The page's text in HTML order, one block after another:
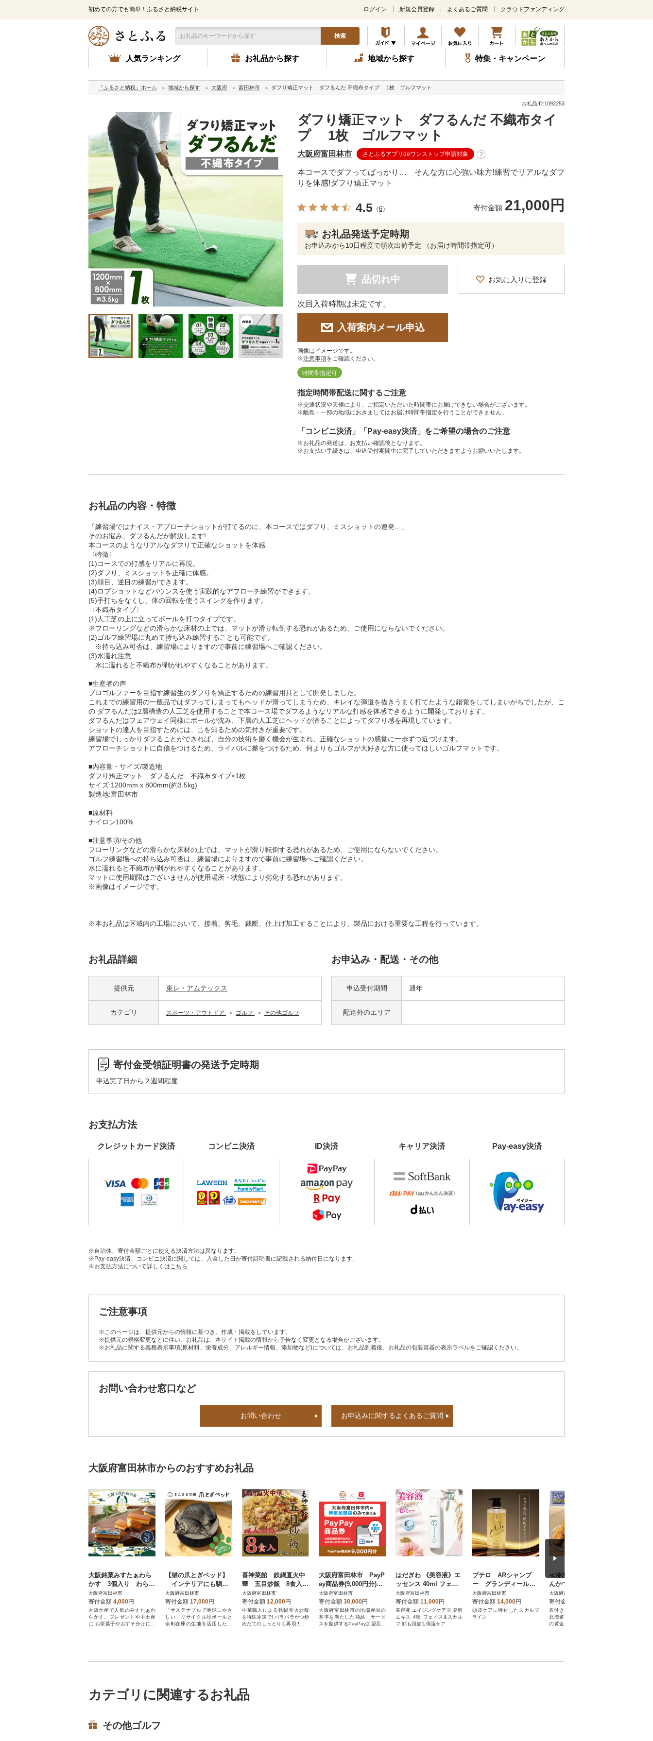
初めての方でも簡単！ふるさと納税サイト
メ
ン
コ
ン
テ
ツ
ッ
ログイン 新規会員登録 よくあるご質問 クラウドファンディング
検索
人気ランキング お礼品から探す 地域から探す 特集・キャンペーン
「ふるさと納税」ホーム 地域から探す 大阪府 富田林市 ダフり矯正マット ダフるんだ 不織布タイプ 1枚 ゴルフマット
お礼品ID:1092253
ダフり矯正マット ダフるんだ 不織布タイ
プ 1枚 ゴルフマット
大阪府富田林市 さとふるアプリdeワンストップ申請対象
本コースでダフってばっかり… そんな方に心強い味方!練習でリアルなダフ
りを体感!ダフり矯正マット
4.5 （6） 寄付金額 21,000円
お礼品発送予定時期
お申込みから10日程度で順次出荷予定 （お届け時間帯指定可）
品切れ中 お気に入りに登録
次回入荷時期は未定です。
入荷案内メール申込
画像はイメージです。
※注意事項をご確認ください。
時間帯指定可
指定時間帯配送に関するご注意
※交通状況や天候により、ご指定いただいた時間帯にお届けできない場合がございます。
※離島・一部の地域におきましてはお届け時間帯指定を行うことができません。
「コンビニ決済」「Pay-easy決済」をご希望の場合のご注意
※お礼品の発送は、お支払い確認後となります。
※お支払い手続きは、申込受付期間中に完了していただきますようお願いいたします。
お礼品の内容・特徴
「練習場ではナイス・アプローチショットが打てるのに、本コースではダフり、ミスショットの連発…」
そのお悩み、ダフるんだが解決します!
本コースのようなリアルなダフりで正確なショットを体感
〈特徴〉
(1)コースでの打感をリアルに再現。
(2)ダフり、ミスショットを正確に体感。
(3)順目、逆目の練習ができます。
(4)ロブショットなどバウンスを使う実践的なアプローチ練習ができます。
(5)手打ちをなくし、体の回転を使うスイングを作ります。
〈不織布タイプ〉
(1)人工芝の上に立ってボールを打つタイプです。
※フローリングなどの滑らかな床材の上では、マットが滑り転倒する恐れがあるため、ご使用にならないでください。
(2)ゴルフ練習場に丸めて持ち込み練習することも可能です。
※持ち込み可否は、練習場によりますので事前に練習場へご確認ください。
(3)水濡れ注意
水に濡れると不織布が剥がれやすくなることがあります。
■生産者の声
プロゴルファーを目指す練習生のダフりを矯正するための練習用具として開発しました。
これまでの練習用の一般品ではダフってしまってもヘッドが滑ってしまうため、キレイな弾道を描きうまく打てたような錯覚をしてしまいがちでしたが、こ
の ダフるんだは2層構造の人工芝を使用することで本コース場でダフるようなリアルな打感を体感できるように開発しております。
ダフるんだはフェアウェイ同様にボールが沈み、下層の人工芝にヘッドが潜ることによってダフり感を再現しています。
ショットの達人を目指すためには、己を知るための気付きが重要です。
練習場でしっかりダフることができれば、自分の技術を磨く機会が生まれ、正確なショットの感覚に一歩ずつ近づけます。
アプローチショットに自信をつけるため、ライバルに差をつけるため、何よりもゴルフが大好きな方に使ってほしいゴルフマットです。
■内容量・サイズ/製造地
ダフり矯正マット ダフるんだ 不織布タイプ×1枚
サイズ:1200mm x 800mm(約3.5kg)
製造地:富田林市
■原材料
ナイロン100%
■注意事項/その他
フローリングなどの滑らかな床材の上では、マットが滑り転倒する恐れがあるため、ご使用にならないでください。
ゴルフ練習場への持ち込み可否は、練習場によりますので事前に練習場へご確認ください。
水に濡れると不織布が剥がれやすくなることがあります。
マットに使用期限はございませんが使用場所・状態により劣化する恐れがあります。
※画像はイメージです。
※本お礼品は区域内の工場において、接着、剪毛、裁断、仕上げ加工することにより、製品における重要な工程を行っています。
お礼品詳細
提供元 東レ・アムテックス
カテゴリ スポーツ・アウトドア ゴルフ その他ゴルフ
お申込み・配送・その他
申込受付期間 通年
配達外のエリア
寄付金受領証明書の発送予定時期
申込完了日から２週間程度
お支払方法
クレジットカード決済 コンビニ決済 ID決済 キャリア決済 Pay-easy決済
※自治体、寄付金額ごとに使える決済方法は異なります。
※Pay-easy決済、コンビニ決済に関しては、入金した日が寄付証明書に記載される納付日になります。
※お支払方法について詳しくはこちら
ご注意事項
※このページは、提供元からの情報に基づき、作成・掲載をしています。
※提供元の規格変更などに伴い、お礼品は、本サイト掲載の情報から予告なく変更となる場合がございます。
※お礼品に関する義務表示事項(原材料、栄養成分、アレルギー情報、添加物など)については、お礼品到着後、お礼品の包装容器の表示ラベルをご確認ください。
お問い合わせ窓口など
お問い合わせ お申込みに関するよくあるご質問
大阪府富田林市からのおすすめお礼品
大阪銘菓みすたぁわら
かす 3個入り わらび
餅とカステラの絶妙な
ハーモニー 個包装で
便利です!
大阪府富田林市
寄付金額 4,000円
大阪土産で人気のみすたぁわ
らかす。プレゼントや手土産
に お茶菓子やおすそ分けにも
【猫の爪とぎベッド】
インテリアにも馴染
む、シンプルでおしゃ
れなペット用品
大阪府富田林市
寄付金額 17,000円
「サステナブルで地球にやさ
しい」リサイクル段ボールと
余剰在庫の生地を活用したネ
喜神菜館 鉄鍋直火中
華 五目炒飯 8食入り
(2食入×4袋)
大阪府富田林市
寄付金額 12,000円
中華職人による鉄鍋直火炒飯
を特殊冷凍で! パラパラかつ炒
めたてのしっとりも再現!!五目
大阪府富田林市 PayP
ay商品券(9,000円分)※
地域内の一部の加盟店
のみで利用可
大阪府富田林市
寄付金額 30,000円
大阪府富田林市の地場産品の
基準を満たした商品・サービ
スを提供するPayPay加盟店で
はだぎわ 《美容液》エ
ッセンス 40ml フェイ
スケア・スカルプケ
ア・エイジングケア※
に 化粧品
大阪府富田林市
寄付金額 11,000円
美容液 エイジングケア※ 発酵
エキス 4種 フェイス&スカル
プ 顔も頭皮も保湿ケア
プテロ ARシャンプ
ー グランディール 7
00ml
大阪府富田林市
寄付金額 14,000円
頭皮ケアに特化したスカルプ
ライン
≪冷凍≫工場直営 と
んかつの山田屋のメン
チかつ&コロッケのセ
ット 各種12枚入り
大阪府富田林市
寄付金額
衣付きで揚げるだけ簡単調理!
北海道ジャガイモと国産牛肉
の黄金比、玉ねぎの甘味が人
カテゴリに関連するお礼品
その他ゴルフ